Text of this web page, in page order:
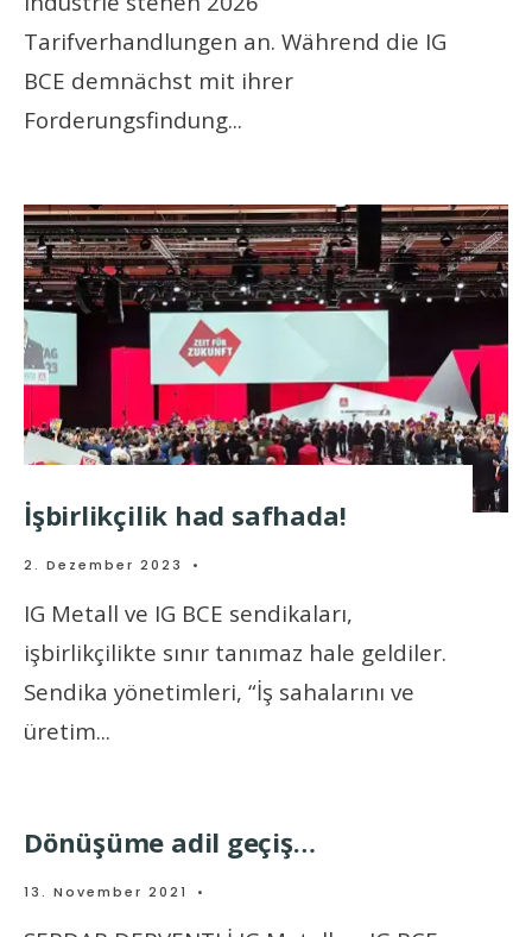
Tarifverhandlungen an. Während die IG
BCE demnächst mit ihrer
Forderungsfindung...
İşbirlikçilik had safhada!
2. Dezember 2023 •
IG Metall ve IG BCE sendikaları,
işbirlikçilikte sınır tanımaz hale geldiler.
Sendika yönetimleri, “İş sahalarını ve
üretim...
Dönüşüme adil geçiş…
13. November 2021 •